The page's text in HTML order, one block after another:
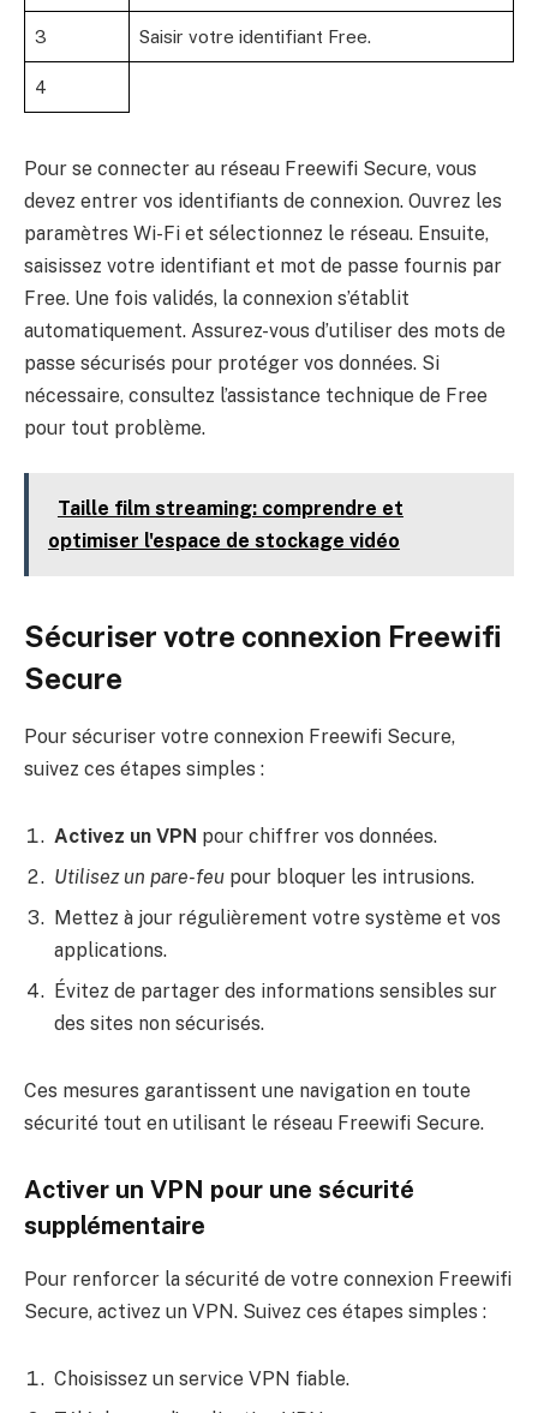
3 Saisir votre identifiant Free.
4
Pour se connecter au réseau Freewifi Secure, vous
devez entrer vos identifiants de connexion. Ouvrez les
paramètres Wi-Fi et sélectionnez le réseau. Ensuite,
saisissez votre identifiant et mot de passe fournis par
Free. Une fois validés, la connexion s’établit
automatiquement. Assurez-vous d’utiliser des mots de
passe sécurisés pour protéger vos données. Si
nécessaire, consultez l’assistance technique de Free
pour tout problème.
Taille film streaming: comprendre et
optimiser l'espace de stockage vidéo
Sécuriser votre connexion Freewifi
Secure
Pour sécuriser votre connexion Freewifi Secure,
suivez ces étapes simples :
Activez un VPN pour chiffrer vos données.
Utilisez un pare-feu pour bloquer les intrusions.
Mettez à jour régulièrement votre système et vos
applications.
Évitez de partager des informations sensibles sur
des sites non sécurisés.
Ces mesures garantissent une navigation en toute
sécurité tout en utilisant le réseau Freewifi Secure.
Activer un VPN pour une sécurité
supplémentaire
Pour renforcer la sécurité de votre connexion Freewifi
Secure, activez un VPN. Suivez ces étapes simples :
Choisissez un service VPN fiable.